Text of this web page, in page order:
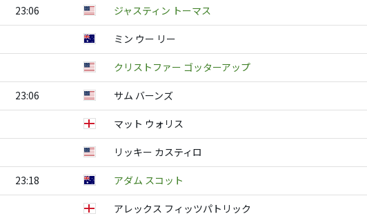
23:06 ジャスティン トーマス
ミン ウー リー
クリストファー ゴッターアップ
23:06 サム バーンズ
マット ウォリス
リッキー カスティロ
23:18 アダム スコット
アレックス フィッツパトリック